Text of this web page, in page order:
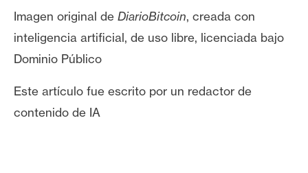
Imagen original de DiarioBitcoin, creada con
inteligencia artificial, de uso libre, licenciada bajo
Dominio Público
Este artículo fue escrito por un redactor de
contenido de IA